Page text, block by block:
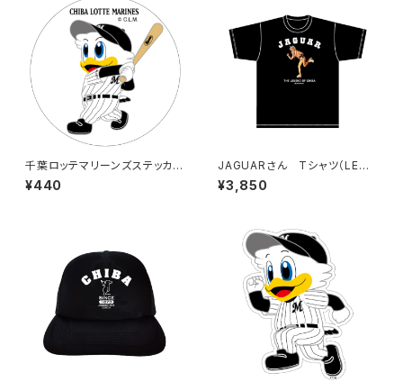
千葉ロッテマリーンズステッカー
8
¥440
JAGUARさん Tシャツ（LEGE
ND-B）Black
¥3,850